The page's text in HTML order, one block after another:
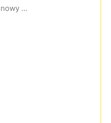
Spider-Man. Całkiem nowy dzień